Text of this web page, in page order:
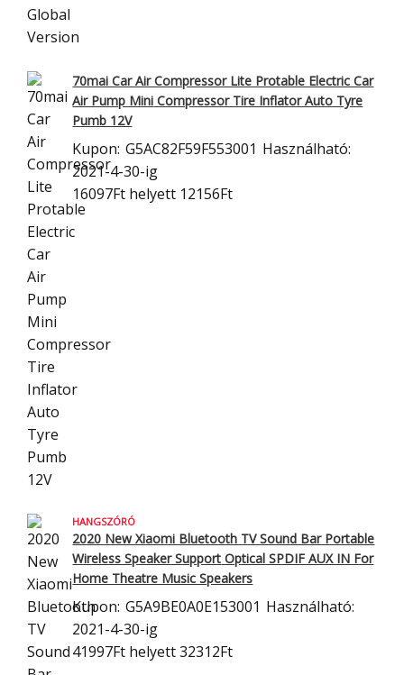
70mai Car Air Compressor Lite Protable Electric Car
Air Pump Mini Compressor Tire Inflator Auto Tyre
Pumb 12V
Kupon: G5AC82F59F553001 Használható:
2021-4-30-ig
16097Ft helyett 12156Ft
HANGSZÓRÓ
2020 New Xiaomi Bluetooth TV Sound Bar Portable
Wireless Speaker Support Optical SPDIF AUX IN For
Home Theatre Music Speakers
Kupon: G5A9BE0A0E153001 Használható:
2021-4-30-ig
41997Ft helyett 32312Ft